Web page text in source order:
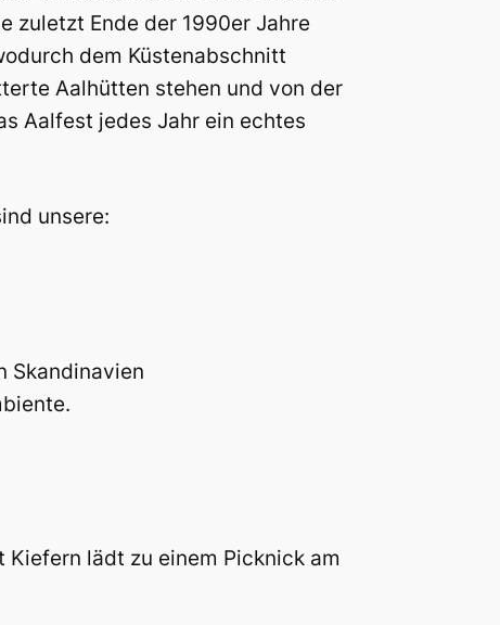
zuletzt Ende der 1990er Jahre
dem Küstenabschnitt
Aalhütten stehen und von der
Aalfest jedes Jahr ein echtes
unsere:
Skandinavien
lädt zu einem Picknick am